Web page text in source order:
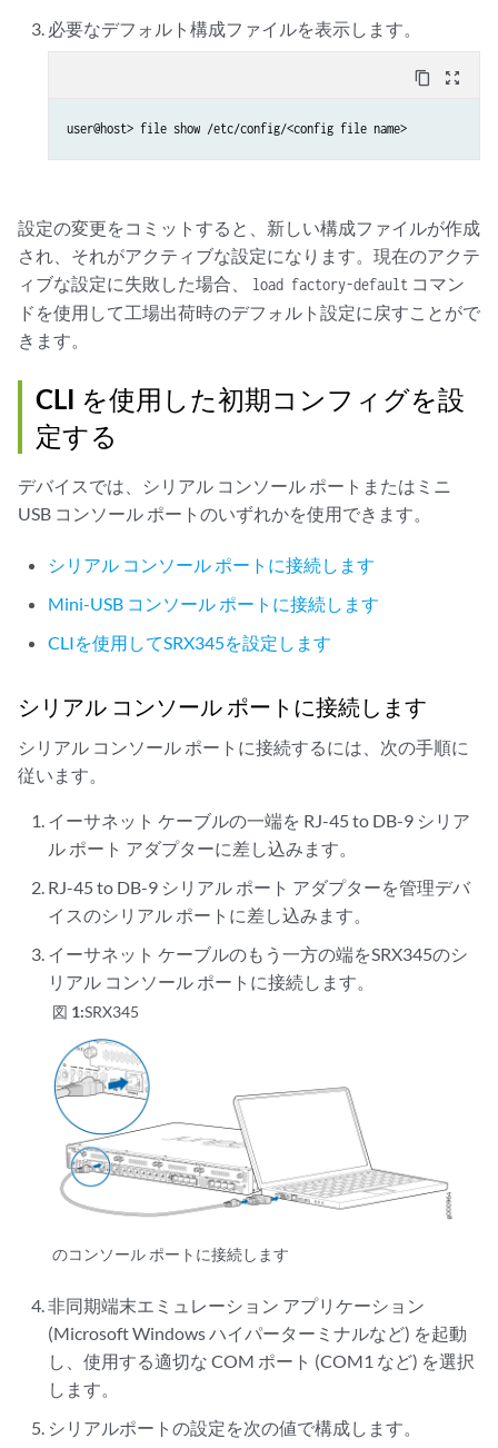
必要なデフォルト構成ファイルを表示します。
content_copy zoom_out_map
user@host> file show /etc/config/<config file name>
設定の変更をコミットすると、新しい構成ファイルが作成
され、それがアクティブな設定になります。現在のアクテ
ィブな設定に失敗した場合、
load factory-default コマン
ドを使用して工場出荷時のデフォルト設定に戻すことがで
きます。
CLI を使用した初期コンフィグを設
定する
デバイスでは、シリアル コンソール ポートまたはミニ
USB コンソール ポートのいずれかを使用できます。
シリアル コンソール ポートに接続します
Mini-USB コンソール ポートに接続します
CLIを使用してSRX345を設定します
シリアル コンソール ポートに接続します
シリアル コンソール ポートに接続するには、次の手順に
従います。
イーサネット ケーブルの一端を RJ-45 to DB-9 シリア
ル ポート アダプターに差し込みます。
RJ-45 to DB-9 シリアル ポート アダプターを管理デバ
イスのシリアル ポートに差し込みます。
イーサネット ケーブルのもう一方の端をSRX345のシ
リアル コンソール ポートに接続します。
図 1:SRX345
のコンソール ポートに接続します
非同期端末エミュレーション アプリケーション
(Microsoft Windows ハイパーターミナルなど) を起動
し、使用する適切な COM ポート (COM1 など) を選択
します。
シリアルポートの設定を次の値で構成します。